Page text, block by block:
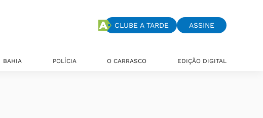
CLUBE A TARDE ASSINE
BAHIA POLÍCIA O CARRASCO EDIÇÃO DIGITAL